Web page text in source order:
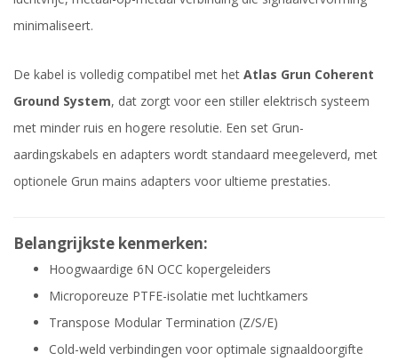
minimaliseert.
De kabel is volledig compatibel met het Atlas Grun Coherent
Ground System, dat zorgt voor een stiller elektrisch systeem
met minder ruis en hogere resolutie. Een set Grun-
aardingskabels en adapters wordt standaard meegeleverd, met
optionele Grun mains adapters voor ultieme prestaties.
Belangrijkste kenmerken:
Hoogwaardige 6N OCC kopergeleiders
Microporeuze PTFE-isolatie met luchtkamers
Transpose Modular Termination (Z/S/E)
Cold-weld verbindingen voor optimale signaaldoorgifte